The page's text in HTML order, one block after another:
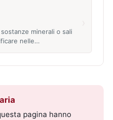
minerali o sali
nelle…
pagina hanno